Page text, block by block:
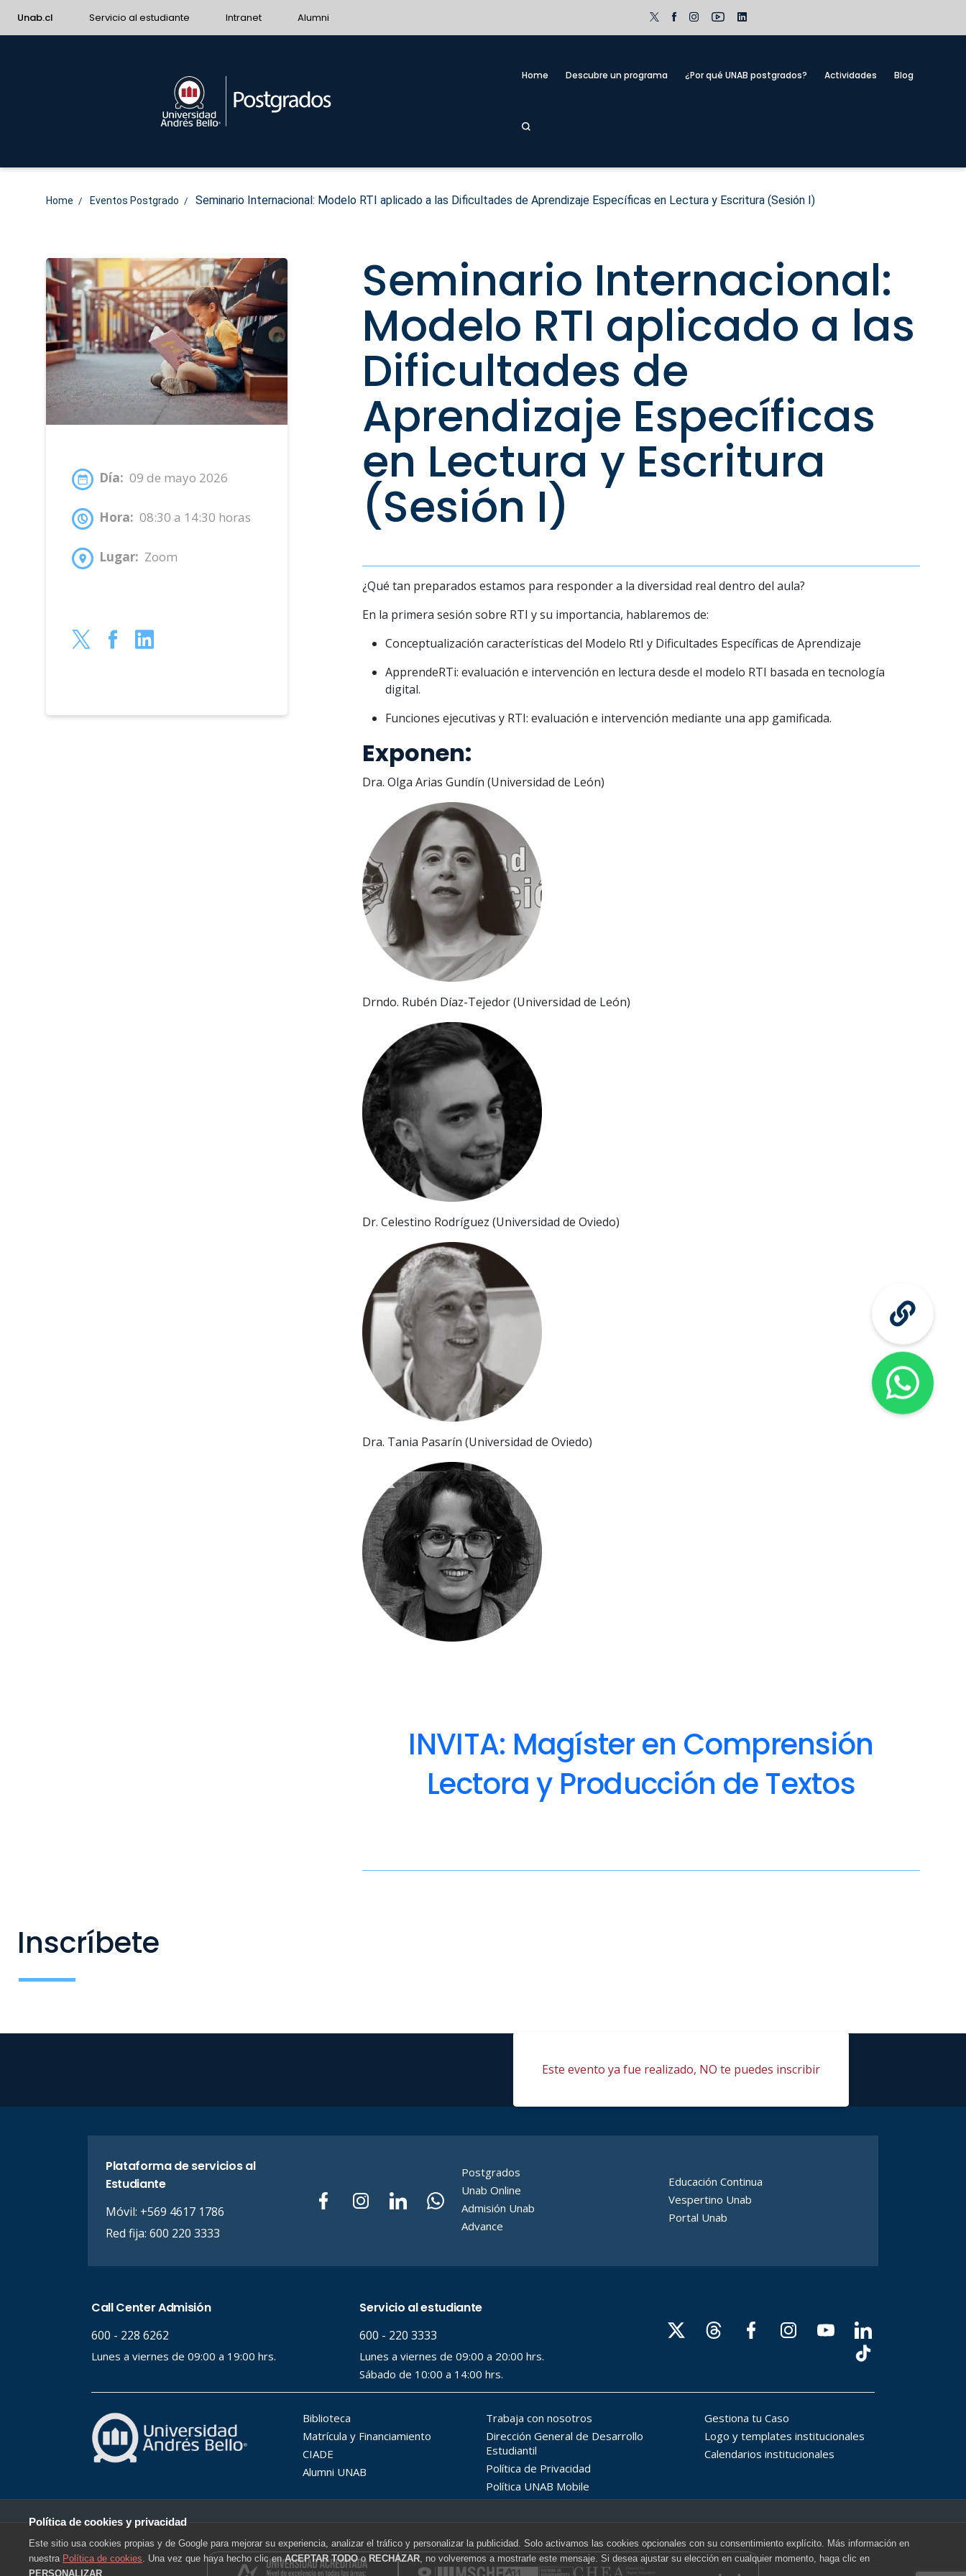
Unab.cl Servicio al estudiante Intranet Alumni
Home Descubre un programa ¿Por qué UNAB postgrados? Actividades Blog
Home Eventos Postgrado Seminario Internacional: Modelo RTI aplicado a las Dificultades de Aprendizaje Específicas en Lectura y Escritura (Sesión I)
Día: 09 de mayo 2026
Hora: 08:30 a 14:30 horas
Lugar: Zoom
Seminario Internacional:
Modelo RTI aplicado a las
Dificultades de
Aprendizaje Específicas
en Lectura y Escritura
(Sesión I)
¿Qué tan preparados estamos para responder a la diversidad real dentro del aula?
En la primera sesión sobre RTI y su importancia, hablaremos de:
Conceptualización características del Modelo RtI y Difcultades Específcas de Aprendizaje
ApprendeRTi: evaluación e intervención en lectura desde el modelo RTI basada en tecnología
digital.
Funciones ejecutivas y RTI: evaluación e intervención mediante una app gamifcada.
Exponen:
Dra. Olga Arias Gundín (Universidad de León)
Drndo. Rubén Díaz-Tejedor (Universidad de León)
Dr. Celestino Rodríguez (Universidad de Oviedo)
Dra. Tania Pasarín (Universidad de Oviedo)
INVITA: Magíster en Comprensión
Lectora y Producción de Textos
Inscríbete
Este evento ya fue realizado, NO te puedes inscribir